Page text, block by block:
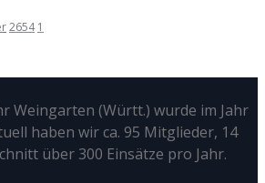
2654 1
Weingarten (Württ.) wurde im Jahr
haben wir ca. 95 Mitglieder, 14
über 300 Einsätze pro Jahr.